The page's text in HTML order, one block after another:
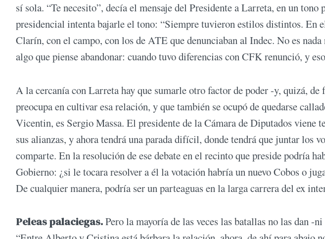
sí sola. “Te necesito”, decía el mensaje del Presidente a Larreta, en un
presidencial intenta bajarle el tono: “Siempre tuvieron estilos distintos. En
Clarín, con el campo, con los de ATE que denunciaban al Indec. No es
algo que piense abandonar: cuando tuvo diferencias con CFK renunció, y
A la cercanía con Larreta hay que sumarle otro factor de poder -y, quizá,
preocupa en cultivar esa relación, y que también se ocupó de quedarse
Vicentin, es Sergio Massa. El presidente de la Cámara de Diputados viene
sus alianzas, y ahora tendrá una parada difícil, donde tendrá que juntar los
comparte. En la resolución de ese debate en el recinto que preside podría
Gobierno: ¿si le tocara resolver a él la votación habría un nuevo Cobos o
De cualquier manera, podría ser un parteaguas en la larga carrera del ex
Peleas palaciegas.Pero la mayoría de las veces las batallas no las dan -